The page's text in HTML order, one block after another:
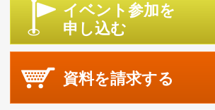
イベント参加を
申し込む
資料を請求する